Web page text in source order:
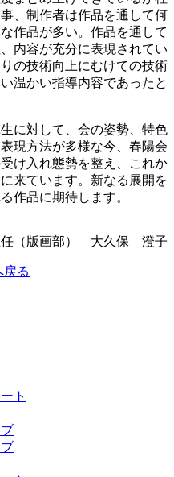
、制作者は作品を通して何
作品が多い。作品を通して
内容が充分に表現されてい
の技術向上にむけての技術
温かい指導内容であったと
に対して、会の姿勢、特色
現方法が多様な今、春陽会
け入れ態勢を整え、これか
来ています。新なる展開を
作品に期待します。
任（版画部） 大久保 澄子
戻る
ト